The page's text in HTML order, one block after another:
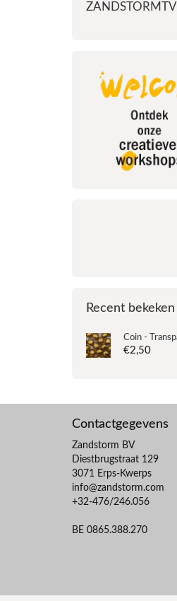
ZANDSTORMTV
Recent bekeken
€2,50
Contactgegevens
Zandstorm BV
Diestbrugstraat 129
3071 Erps-Kwerps
info@zandstorm.com
+32-476/246.056
BE 0865.388.270